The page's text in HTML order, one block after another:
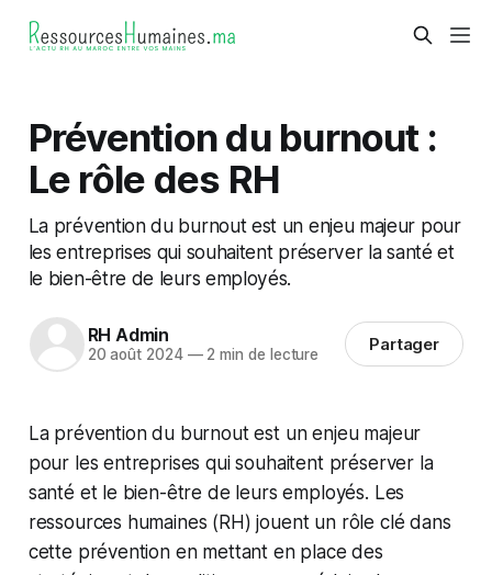
Prévention du burnout :
Le rôle des RH
La prévention du burnout est un enjeu majeur pour
les entreprises qui souhaitent préserver la santé et
le bien-être de leurs employés.
RH Admin
20 août 2024 —2 min de lecture Partager
La prévention du burnout est un enjeu majeur
pour les entreprises qui souhaitent préserver la
santé et le bien-être de leurs employés. Les
ressources humaines (RH) jouent un rôle clé dans
cette prévention en mettant en place des